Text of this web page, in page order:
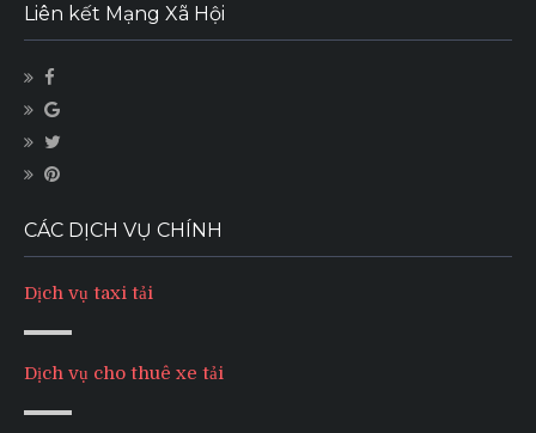
Liên kết Mạng Xã Hội
CÁC DỊCH VỤ CHÍNH
Dịch vụ taxi tải
Dịch vụ cho thuê xe tải